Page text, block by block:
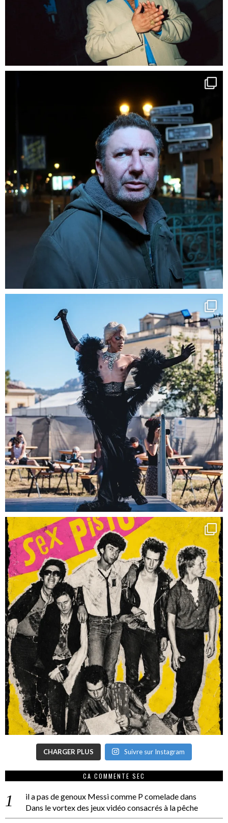
CHARGER PLUS Suivre sur Instagram
CA COMMENTE SEC
il a pas de genoux Messi comme P comeladedans
Dans le vortex des jeux vidéo consacrés à la pêche